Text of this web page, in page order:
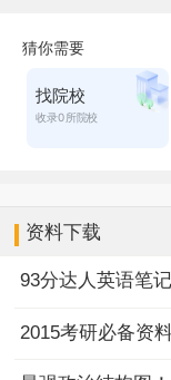
资料下载
93分达人英语笔记
2015考研必备资